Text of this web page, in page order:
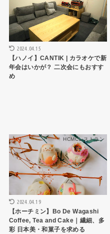
2024.04.15
【ハノイ】CANTIK | カラオケで新
年会はいかが？ 二次会にもおすす
め
HCMCレストラン
2024.04.19
【ホーチミン】Bo De Wagashi
Coffee, Tea and Cake｜繊細、多
彩 日本美・和菓子を求める